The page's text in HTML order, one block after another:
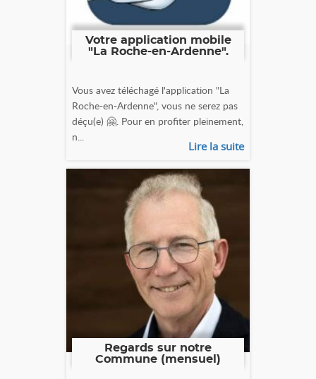
Votre application mobile
"La Roche-en-Ardenne".
Vous avez téléchagé l'application "La
Roche-en-Ardenne", vous ne serez pas
déçu(e) 🤗. Pour en profiter pleinement,
n...
Lire la suite
Regards sur notre
Commune (mensuel)